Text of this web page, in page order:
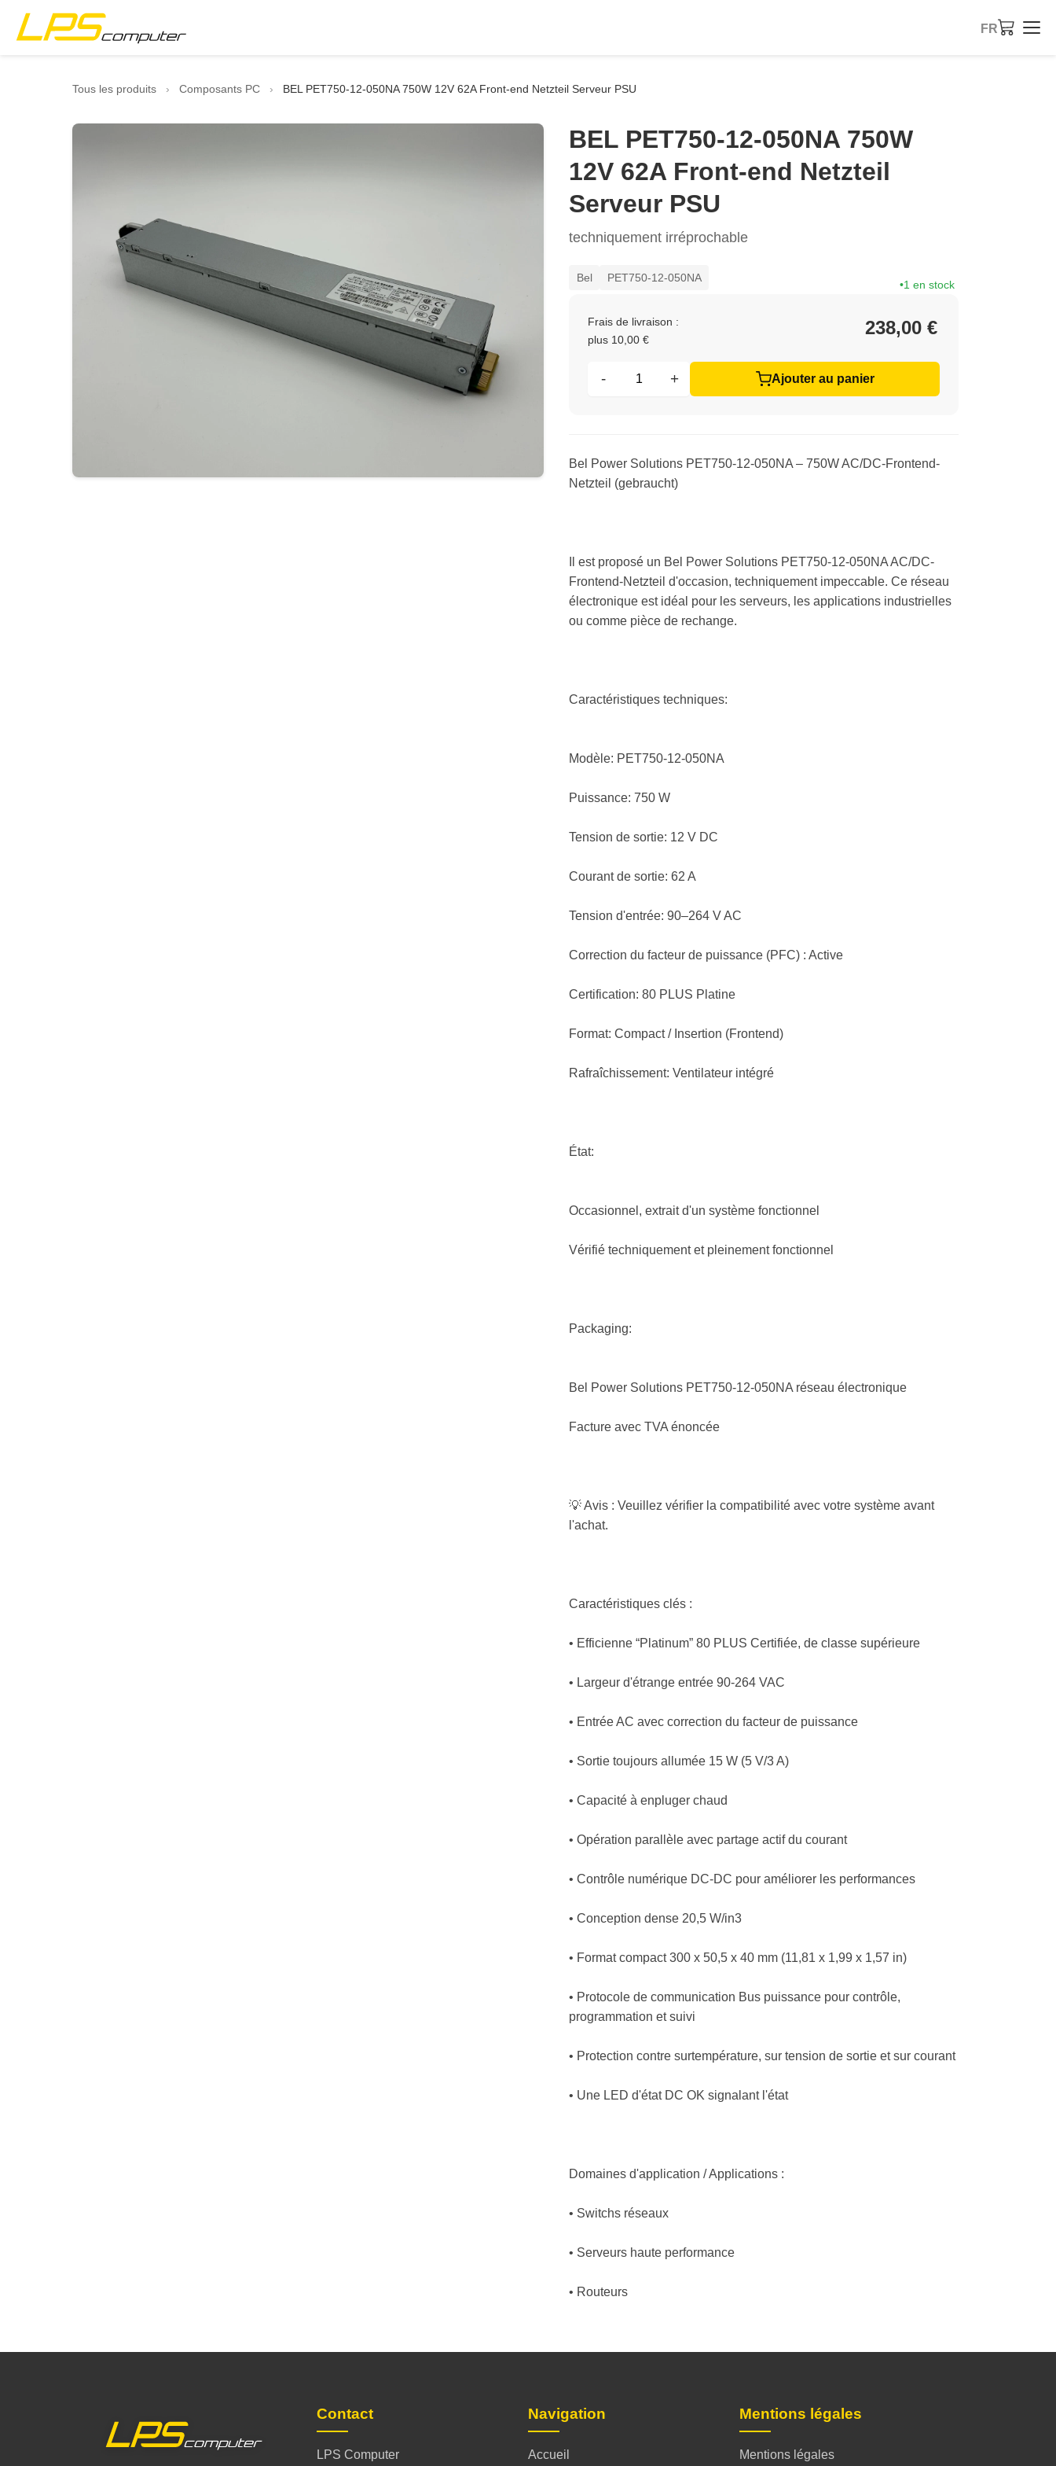
FR
Tous les produits › Composants PC › BEL PET750-12-050NA 750W 12V 62A Front-end Netzteil Serveur PSU
BEL PET750-12-050NA 750W
12V 62A Front-end Netzteil
Serveur PSU
techniquement irréprochable
Bel PET750-12-050NA
1 en stock
Frais de livraison :
plus 10,00 €
238,00 €
- + Ajouter au panier
Bel Power Solutions PET750-12-050NA – 750W AC/DC-Frontend-
Netzteil (gebraucht)
Il est proposé un Bel Power Solutions PET750-12-050NA AC/DC-
Frontend-Netzteil d'occasion, techniquement impeccable. Ce réseau
électronique est idéal pour les serveurs, les applications industrielles
ou comme pièce de rechange.
Caractéristiques techniques:
Modèle: PET750-12-050NA
Puissance: 750 W
Tension de sortie: 12 V DC
Courant de sortie: 62 A
Tension d'entrée: 90–264 V AC
Correction du facteur de puissance (PFC) : Active
Certification: 80 PLUS Platine
Format: Compact / Insertion (Frontend)
Rafraîchissement: Ventilateur intégré
État:
Occasionnel, extrait d'un système fonctionnel
Vérifié techniquement et pleinement fonctionnel
Packaging:
Bel Power Solutions PET750-12-050NA réseau électronique
Facture avec TVA énoncée
💡 Avis : Veuillez vérifier la compatibilité avec votre système avant
l'achat.
Caractéristiques clés :
• Efficienne “Platinum” 80 PLUS Certifiée, de classe supérieure
• Largeur d'étrange entrée 90-264 VAC
• Entrée AC avec correction du facteur de puissance
• Sortie toujours allumée 15 W (5 V/3 A)
• Capacité à enpluger chaud
• Opération parallèle avec partage actif du courant
• Contrôle numérique DC-DC pour améliorer les performances
• Conception dense 20,5 W/in3
• Format compact 300 x 50,5 x 40 mm (11,81 x 1,99 x 1,57 in)
• Protocole de communication Bus puissance pour contrôle,
programmation et suivi
• Protection contre surtempérature, sur tension de sortie et sur courant
• Une LED d'état DC OK signalant l'état
Domaines d'application / Applications :
• Switchs réseaux
• Serveurs haute performance
• Routeurs
Contact
LPS Computer
Navigation
Accueil
Mentions légales
Mentions légales